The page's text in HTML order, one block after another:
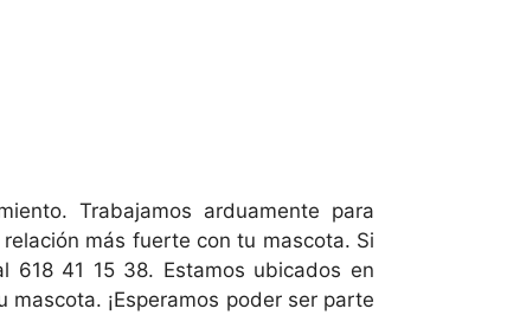
Trabajamos arduamente para
más fuerte con tu mascota. Si
618 41 15 38. Estamos ubicados en
¡Esperamos poder ser parte